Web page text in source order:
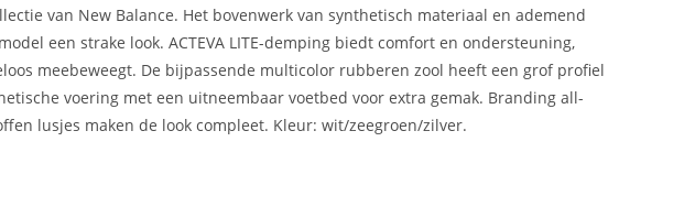
van New Balance. Het bovenwerk van synthetisch materiaal en ademend
een strake look. ACTEVA LITE-demping biedt comfort en ondersteuning,
meebeweegt. De bijpassende multicolor rubberen zool heeft een grof profiel
voering met een uitneembaar voetbed voor extra gemak. Branding all-
lusjes maken de look compleet. Kleur: wit/zeegroen/zilver.